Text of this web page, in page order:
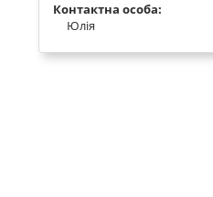
Контактна особа:
Юлія